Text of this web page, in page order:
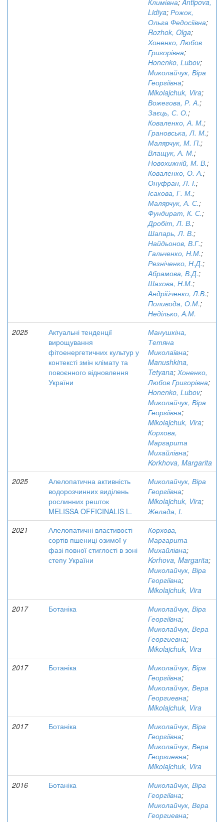
Климівна;Antipova,
Lidiya; Рожок,
Ольга Федосіївна;
Rozhok, Olga;
Хоненко, Любов
Григорівна;
Honenko, Lubov;
Миколайчук, Віра
Георгіївна;
Mikolajchuk, Vira;
Вожегова, Р. А.;
Заєць, С. О.;
Коваленко, А. М.;
Грановська, Л. М.;
Малярчук, М. П.;
Влащук, А. М.;
Новохижній, М. В.;
Коваленко, О. А.;
Онуфран, Л. І.;
Ісакова, Г. М.;
Малярчук, А. С.;
Фундират, К. С.;
Дробіт, Л. В.;
Шапарь, Л. В.;
Найдьонов, В.Г.;
Гальченко, Н.М.;
Резніченко, Н.Д.;
Абрамова, В.Д.;
Шахова, Н.М.;
Андрійченко, Л.В.;
Поливода, О.М.;
Неділько, А.М.
2025
Актуальні тенденції
вирощування
фітоенергетичних культур у
контексті змін клімату та
повоєнного відновлення
України
Манушкіна,
Тетяна
Миколаївна;
Manushkina,
Tetyana; Хоненко,
Любов Григорівна;
Honenko, Lubov;
Миколайчук, Віра
Георгіївна;
Mikolajchuk, Vira;
Корхова,
Маргарита
Михайлівна;
Korkhova, Margarita
2025
Алелопатична активність
водорозчинних виділень
рослинних решток
MELISSA OFFICINALIS L.
Миколайчук, Віра
Георгіївна;
Mikolajchuk, Vira;
Желада, І.
2021
Алелопатичні властивості
сортів пшениці озимої у
фазі повної стиглості в зоні
степу України
Корхова,
Маргарита
Михайлівна;
Korhova, Margarita;
Миколайчук, Віра
Георгіївна;
Mikolajchuk, Vira
2017
Ботаніка
Миколайчук, Віра
Георгіївна;
Миколайчук, Вера
Георгиевна;
Mikolajchuk, Vira
2017
Ботаніка
Миколайчук, Віра
Георгіївна;
Миколайчук, Вера
Георгиевна;
Mikolajchuk, Vira
2017
Ботаніка
Миколайчук, Віра
Георгіївна;
Миколайчук, Вера
Георгиевна;
Mikolajchuk, Vira
2016
Ботаніка
Миколайчук, Віра
Георгіївна;
Миколайчук, Вера
Георгиевна;